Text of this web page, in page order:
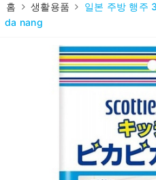
홈 생활용품
일본 주방 행주
da nang